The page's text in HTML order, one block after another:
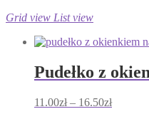
Grid view List view
Pudełko z
11.00zł – 16.50złZakres